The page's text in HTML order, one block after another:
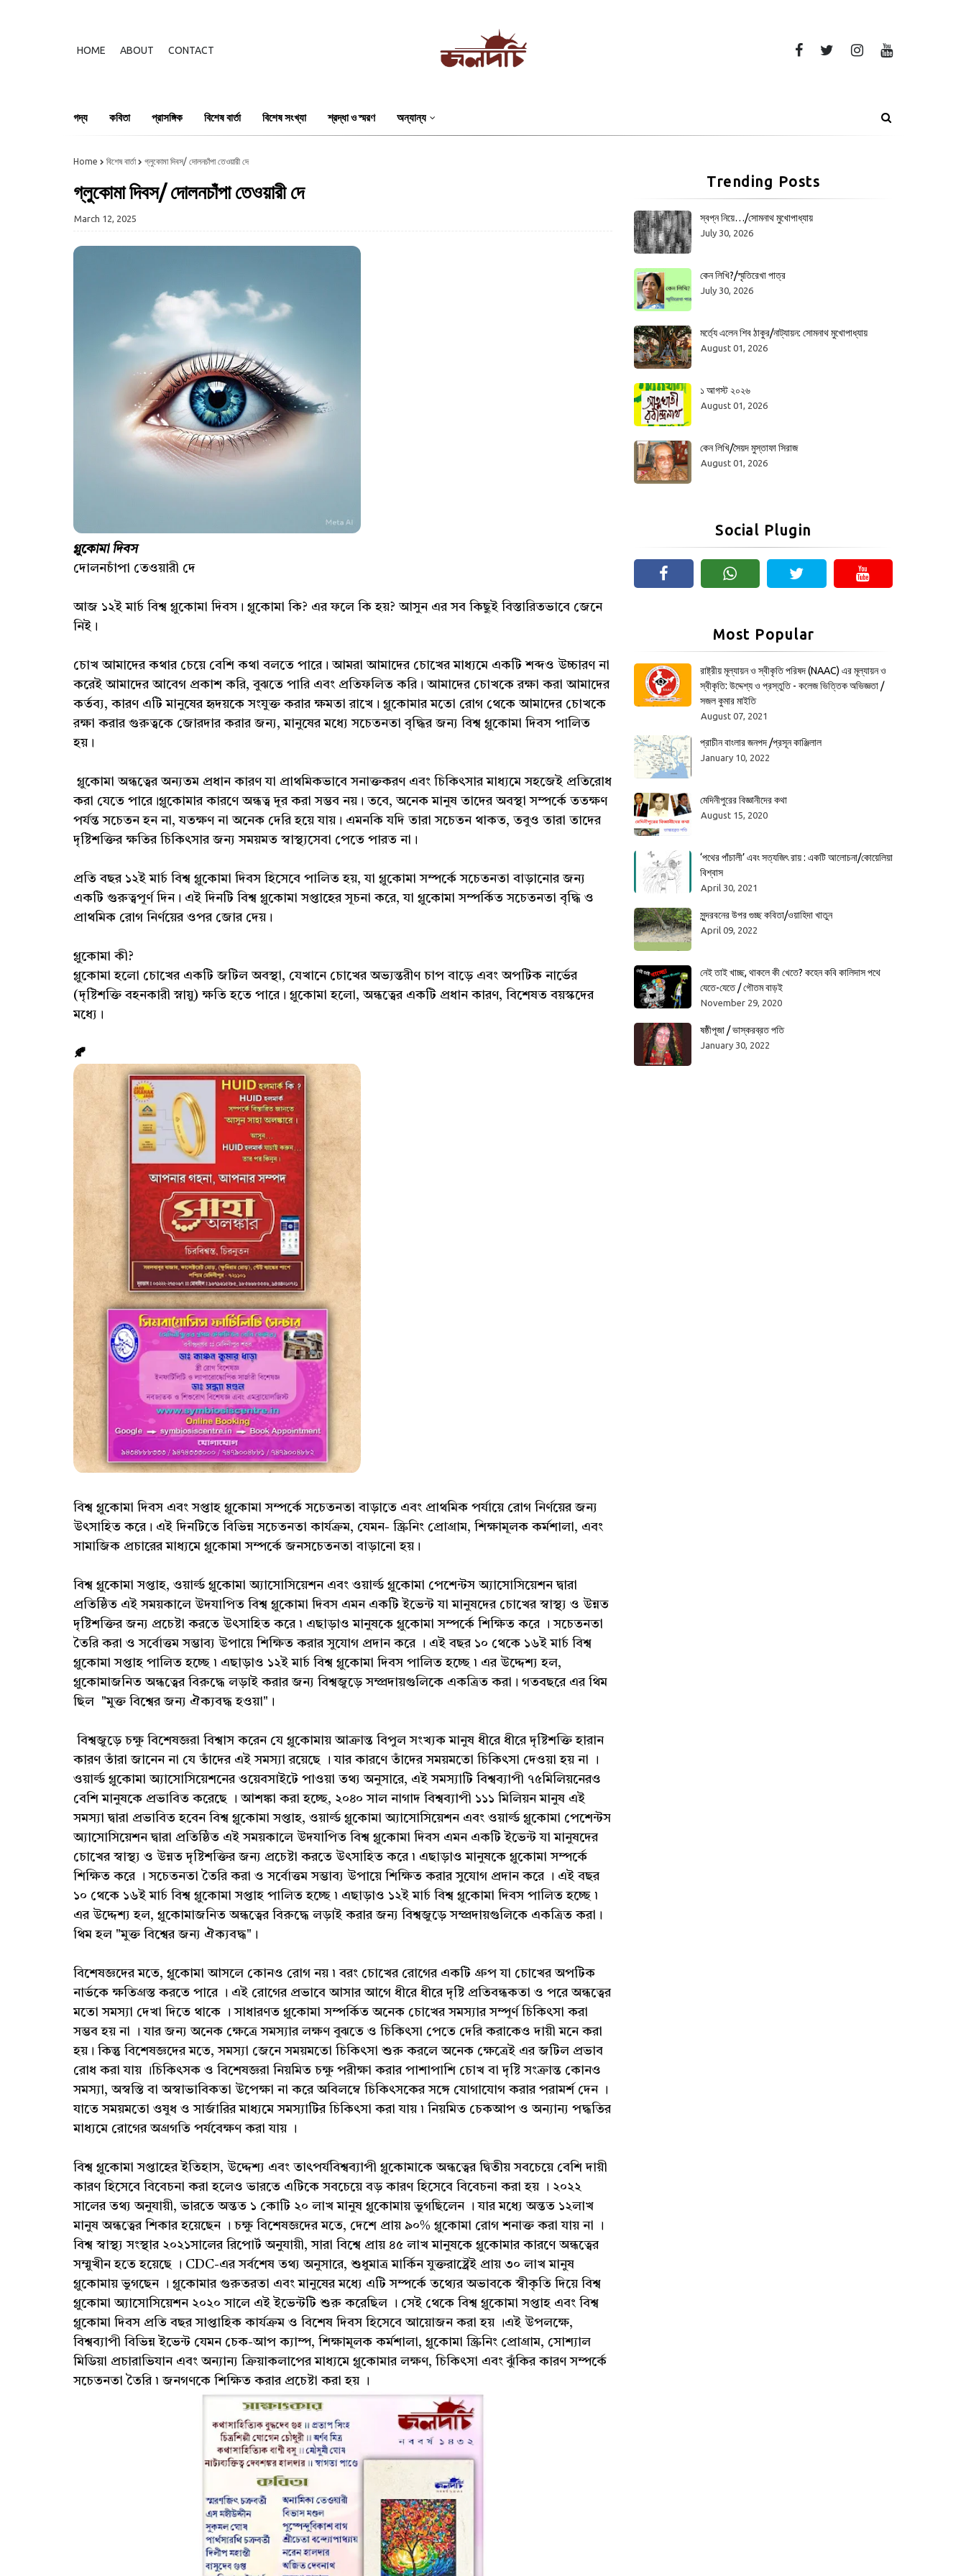
HOME ABOUT CONTACT
গদ্য কবিতা প্রাসঙ্গিক বিশেষ বার্তা বিশেষ সংখ্যা শ্রদ্ধা ও স্মরণ অন্যান্য
Home বিশেষ বার্তা গ্লুকোমা দিবস/ দোলনচাঁপা তেওয়ারী দে
গ্লুকোমা দিবস/ দোলনচাঁপা তেওয়ারী দে
March 12, 2025
গ্লুকোমা দিবস
দোলনচাঁপা তেওয়ারী দে
আজ ১২ই মার্চ বিশ্ব গ্লুকোমা দিবস। গ্লুকোমা কি? এর ফলে কি হয়? আসুন এর সব কিছুই বিস্তারিতভাবে জেনে
নিই।
চোখ আমাদের কথার চেয়ে বেশি কথা বলতে পারে। আমরা আমাদের চোখের মাধ্যমে একটি শব্দও উচ্চারণ না
করেই আমাদের আবেগ প্রকাশ করি, বুঝতে পারি এবং প্রতিফলিত করি। আমাদের চোখকে রক্ষা করা আমাদের
কর্তব্য, কারণ এটি মানুষের হৃদয়কে সংযুক্ত করার ক্ষমতা রাখে। গ্লুকোমার মতো রোগ থেকে আমাদের চোখকে
রক্ষা করার গুরুত্বকে জোরদার করার জন্য, মানুষের মধ্যে সচেতনতা বৃদ্ধির জন্য বিশ্ব গ্লুকোমা দিবস পালিত
হয়।
গ্লুকোমা অন্ধত্বের অন্যতম প্রধান কারণ যা প্রাথমিকভাবে সনাক্তকরণ এবং চিকিৎসার মাধ্যমে সহজেই প্রতিরোধ
করা যেতে পারে।গ্লুকোমার কারণে অন্ধত্ব দূর করা সম্ভব নয়। তবে, অনেক মানুষ তাদের অবস্থা সম্পর্কে ততক্ষণ
পর্যন্ত সচেতন হন না, যতক্ষণ না অনেক দেরি হয়ে যায়। এমনকি যদি তারা সচেতন থাকত, তবুও তারা তাদের
দৃষ্টিশক্তির ক্ষতির চিকিৎসার জন্য সময়মত স্বাস্থ্যসেবা পেতে পারত না।
প্রতি বছর ১২ই মার্চ বিশ্ব গ্লুকোমা দিবস হিসেবে পালিত হয়, যা গ্লুকোমা সম্পর্কে সচেতনতা বাড়ানোর জন্য
একটি গুরুত্বপূর্ণ দিন। এই দিনটি বিশ্ব গ্লুকোমা সপ্তাহের সূচনা করে, যা গ্লুকোমা সম্পর্কিত সচেতনতা বৃদ্ধি ও
প্রাথমিক রোগ নির্ণয়ের ওপর জোর দেয়।
গ্লুকোমা কী?
গ্লুকোমা হলো চোখের একটি জটিল অবস্থা, যেখানে চোখের অভ্যন্তরীণ চাপ বাড়ে এবং অপটিক নার্ভের
(দৃষ্টিশক্তি বহনকারী স্নায়ু) ক্ষতি হতে পারে। গ্লুকোমা হলো, অন্ধত্বের একটি প্রধান কারণ, বিশেষত বয়স্কদের
মধ্যে।
🍂
বিশ্ব গ্লুকোমা দিবস এবং সপ্তাহ গ্লুকোমা সম্পর্কে সচেতনতা বাড়াতে এবং প্রাথমিক পর্যায়ে রোগ নির্ণয়ের জন্য
উৎসাহিত করে। এই দিনটিতে বিভিন্ন সচেতনতা কার্যক্রম, যেমন- স্ক্রিনিং প্রোগ্রাম, শিক্ষামূলক কর্মশালা, এবং
সামাজিক প্রচারের মাধ্যমে গ্লুকোমা সম্পর্কে জনসচেতনতা বাড়ানো হয়।
বিশ্ব গ্লুকোমা সপ্তাহ, ওয়ার্ল্ড গ্লুকোমা অ্যাসোসিয়েশন এবং ওয়ার্ল্ড গ্লুকোমা পেশেন্টস অ্যাসোসিয়েশন দ্বারা
প্রতিষ্ঠিত এই সময়কালে উদযাপিত বিশ্ব গ্লুকোমা দিবস এমন একটি ইভেন্ট যা মানুষদের চোখের স্বাস্থ্য ও উন্নত
দৃষ্টিশক্তির জন্য প্রচেষ্টা করতে উৎসাহিত করে ৷ এছাড়াও মানুষকে গ্লুকোমা সম্পর্কে শিক্ষিত করে । সচেতনতা
তৈরি করা ও সর্বোত্তম সম্ভাব্য উপায়ে শিক্ষিত করার সুযোগ প্রদান করে । এই বছর ১০ থেকে ১৬ই মার্চ বিশ্ব
গ্লুকোমা সপ্তাহ পালিত হচ্ছে ৷ এছাড়াও ১২ই মার্চ বিশ্ব গ্লুকোমা দিবস পালিত হচ্ছে ৷ এর উদ্দেশ্য হল,
গ্লুকোমাজনিত অন্ধত্বের বিরুদ্ধে লড়াই করার জন্য বিশ্বজুড়ে সম্প্রদায়গুলিকে একত্রিত করা। গতবছরে এর থিম
ছিল "মুক্ত বিশ্বের জন্য ঐক্যবদ্ধ হওয়া"।
বিশ্বজুড়ে চক্ষু বিশেষজ্ঞরা বিশ্বাস করেন যে গ্লুকোমায় আক্রান্ত বিপুল সংখ্যক মানুষ ধীরে ধীরে দৃষ্টিশক্তি হারান
কারণ তাঁরা জানেন না যে তাঁদের এই সমস্যা রয়েছে । যার কারণে তাঁদের সময়মতো চিকিৎসা দেওয়া হয় না ।
ওয়ার্ল্ড গ্লুকোমা অ্যাসোসিয়েশনের ওয়েবসাইটে পাওয়া তথ্য অনুসারে, এই সমস্যাটি বিশ্বব্যাপী ৭৫মিলিয়নেরও
বেশি মানুষকে প্রভাবিত করেছে । আশঙ্কা করা হচ্ছে, ২০৪০ সাল নাগাদ বিশ্বব্যাপী ১১১ মিলিয়ন মানুষ এই
সমস্যা দ্বারা প্রভাবিত হবেন বিশ্ব গ্লুকোমা সপ্তাহ, ওয়ার্ল্ড গ্লুকোমা অ্যাসোসিয়েশন এবং ওয়ার্ল্ড গ্লুকোমা পেশেন্টস
অ্যাসোসিয়েশন দ্বারা প্রতিষ্ঠিত এই সময়কালে উদযাপিত বিশ্ব গ্লুকোমা দিবস এমন একটি ইভেন্ট যা মানুষদের
চোখের স্বাস্থ্য ও উন্নত দৃষ্টিশক্তির জন্য প্রচেষ্টা করতে উৎসাহিত করে ৷ এছাড়াও মানুষকে গ্লুকোমা সম্পর্কে
শিক্ষিত করে । সচেতনতা তৈরি করা ও সর্বোত্তম সম্ভাব্য উপায়ে শিক্ষিত করার সুযোগ প্রদান করে । এই বছর
১০ থেকে ১৬ই মার্চ বিশ্ব গ্লুকোমা সপ্তাহ পালিত হচ্ছে ৷ এছাড়াও ১২ই মার্চ বিশ্ব গ্লুকোমা দিবস পালিত হচ্ছে ৷
এর উদ্দেশ্য হল, গ্লুকোমাজনিত অন্ধত্বের বিরুদ্ধে লড়াই করার জন্য বিশ্বজুড়ে সম্প্রদায়গুলিকে একত্রিত করা।
থিম হল "মুক্ত বিশ্বের জন্য ঐক্যবদ্ধ"।
বিশেষজ্ঞদের মতে, গ্লুকোমা আসলে কোনও রোগ নয় ৷ বরং চোখের রোগের একটি গ্রুপ যা চোখের অপটিক
নার্ভকে ক্ষতিগ্রস্ত করতে পারে । এই রোগের প্রভাবে আসার আগে ধীরে ধীরে দৃষ্টি প্রতিবন্ধকতা ও পরে অন্ধত্বের
মতো সমস্যা দেখা দিতে থাকে । সাধারণত গ্লুকোমা সম্পর্কিত অনেক চোখের সমস্যার সম্পূর্ণ চিকিৎসা করা
সম্ভব হয় না । যার জন্য অনেক ক্ষেত্রে সমস্যার লক্ষণ বুঝতে ও চিকিৎসা পেতে দেরি করাকেও দায়ী মনে করা
হয়। কিন্তু বিশেষজ্ঞদের মতে, সমস্যা জেনে সময়মতো চিকিৎসা শুরু করলে অনেক ক্ষেত্রেই এর জটিল প্রভাব
রোধ করা যায় ।চিকিৎসক ও বিশেষজ্ঞরা নিয়মিত চক্ষু পরীক্ষা করার পাশাপাশি চোখ বা দৃষ্টি সংক্রান্ত কোনও
সমস্যা, অস্বস্তি বা অস্বাভাবিকতা উপেক্ষা না করে অবিলম্বে চিকিৎসকের সঙ্গে যোগাযোগ করার পরামর্শ দেন ।
যাতে সময়মতো ওষুধ ও সার্জারির মাধ্যমে সমস্যাটির চিকিৎসা করা যায় ৷ নিয়মিত চেকআপ ও অন্যান্য পদ্ধতির
মাধ্যমে রোগের অগ্রগতি পর্যবেক্ষণ করা যায় ।
বিশ্ব গ্লুকোমা সপ্তাহের ইতিহাস, উদ্দেশ্য এবং তাৎপর্যবিশ্বব্যাপী গ্লুকোমাকে অন্ধত্বের দ্বিতীয় সবচেয়ে বেশি দায়ী
কারণ হিসেবে বিবেচনা করা হলেও ভারতে এটিকে সবচেয়ে বড় কারণ হিসেবে বিবেচনা করা হয় । ২০২২
সালের তথ্য অনুযায়ী, ভারতে অন্তত ১ কোটি ২০ লাখ মানুষ গ্লুকোমায় ভুগছিলেন । যার মধ্যে অন্তত ১২লাখ
মানুষ অন্ধত্বের শিকার হয়েছেন । চক্ষু বিশেষজ্ঞদের মতে, দেশে প্রায় ৯০% গ্লুকোমা রোগ শনাক্ত করা যায় না ।
বিশ্ব স্বাস্থ্য সংস্থার ২০২১সালের রিপোর্ট অনুযায়ী, সারা বিশ্বে প্রায় ৪৫ লাখ মানুষকে গ্লুকোমার কারণে অন্ধত্বের
সম্মুখীন হতে হয়েছে । CDC-এর সর্বশেষ তথ্য অনুসারে, শুধুমাত্র মার্কিন যুক্তরাষ্ট্রেই প্রায় ৩০ লাখ মানুষ
গ্লুকোমায় ভুগছেন । গ্লুকোমার গুরুতরতা এবং মানুষের মধ্যে এটি সম্পর্কে তথ্যের অভাবকে স্বীকৃতি দিয়ে বিশ্ব
গ্লুকোমা অ্যাসোসিয়েশন ২০২০ সালে এই ইভেন্টটি শুরু করেছিল । সেই থেকে বিশ্ব গ্লুকোমা সপ্তাহ এবং বিশ্ব
গ্লুকোমা দিবস প্রতি বছর সাপ্তাহিক কার্যক্রম ও বিশেষ দিবস হিসেবে আয়োজন করা হয় ।এই উপলক্ষে,
বিশ্বব্যাপী বিভিন্ন ইভেন্ট যেমন চেক-আপ ক্যাম্প, শিক্ষামূলক কর্মশালা, গ্লুকোমা স্ক্রিনিং প্রোগ্রাম, সোশ্যাল
মিডিয়া প্রচারাভিযান এবং অন্যান্য ক্রিয়াকলাপের মাধ্যমে গ্লুকোমার লক্ষণ, চিকিৎসা এবং ঝুঁকির কারণ সম্পর্কে
সচেতনতা তৈরি ৷ জনগণকে শিক্ষিত করার প্রচেষ্টা করা হয় ।
Trending Posts
স্বপ্ন নিয়ে…/সোমনাথ মুখোপাধ্যায়
July 30, 2026
কেন লিখি?/স্মৃতিরেখা পাত্র
July 30, 2026
মর্ত্যে এলেন শিব ঠাকুর/নাট্যায়ন: সোমনাথ মুখোপাধ্যায়
August 01, 2026
১ আগস্ট ২০২৬
August 01, 2026
কেন লিখি/সৈয়দ মুস্তাফা সিরাজ
August 01, 2026
Social Plugin
Most Popular
রাষ্ট্রীয় মূল্যায়ন ও স্বীকৃতি পরিষদ (NAAC) এর মূল্যায়ন ও
স্বীকৃতি: উদ্দেশ্য ও প্রস্তুতি - কলেজ ভিত্তিক অভিজ্ঞতা /
সজল কুমার মাইতি
August 07, 2021
প্রাচীন বাংলার জনপদ /প্রসূন কাঞ্জিলাল
January 10, 2022
মেদিনীপুরের বিজ্ঞানীদের কথা
August 15, 2020
‘পথের পাঁচালী’ এবং সত্যজিৎ রায় : একটি আলোচনা/কোয়েলিয়া
বিশ্বাস
April 30, 2021
সুন্দরবনের উপর গুচ্ছ কবিতা/ওয়াহিদা খাতুন
April 09, 2022
নেই তাই খাচ্ছ, থাকলে কী খেতে? কহেন কবি কালিদাস পথে
যেতে-যেতে / গৌতম বাড়ই
November 29, 2020
ষষ্ঠীপূজা / ভাস্করব্রত পতি
January 30, 2022